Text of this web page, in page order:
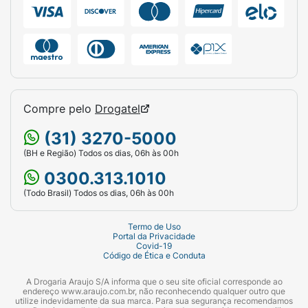
puro como um lanche nos intervalos das
refeições, como uma sobremesa mais leve
após o almoço ou como um reforço de
energia rápido no pré ou pós-treino.
Marca:+Mu (em parceria com Santa
Linha: Choco Wheyfer.
Produto:Suplemento Alimentar em Barra de
Proteínas com Paçoca.
Paçoquita (Amendoim e Chocolate).
Peso Líquido:25 g.
Quantidade de Proteína:6 g por unidade.
Compre pelo Drogatel
(31) 3270-5000
(BH e Região) Todos os dias, 06h às 00h
0300.313.1010
(Todo Brasil) Todos os dias, 06h às 00h
Termo de Uso
Portal da Privacidade
Covid-19
Código de Ética e Conduta
A Drogaria Araujo S/A informa que o seu site oficial corresponde ao
endereço www.araujo.com.br, não reconhecendo qualquer outro que
utilize indevidamente da sua marca. Para sua segurança recomendamos